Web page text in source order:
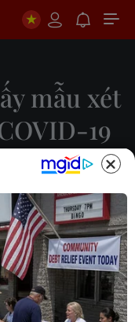
mẫu xét
19
2
đồng, hạn
dập dịch từ 18-
nghiệm diện
kiến sẽ lấy 1 triệu